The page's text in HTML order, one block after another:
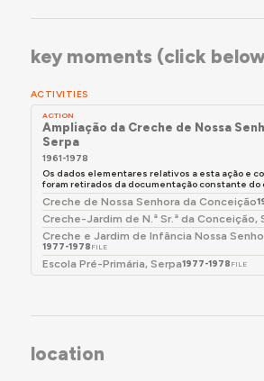
key moments (click
ACTIVITIES
ACTION
Ampliação da Creche de Nossa
Serpa
1961-1978
Os dados elementares relativos a esta ação e
foram retirados da documentação constante do
Creche de Nossa Senhora da Conceição
Creche-Jardim de N.ª Sr.ª da Conceição,
Creche e Jardim de Infância Nossa
1977-1978 FILE
Escola Pré-Primária, Serpa1977-1978 FILE
location